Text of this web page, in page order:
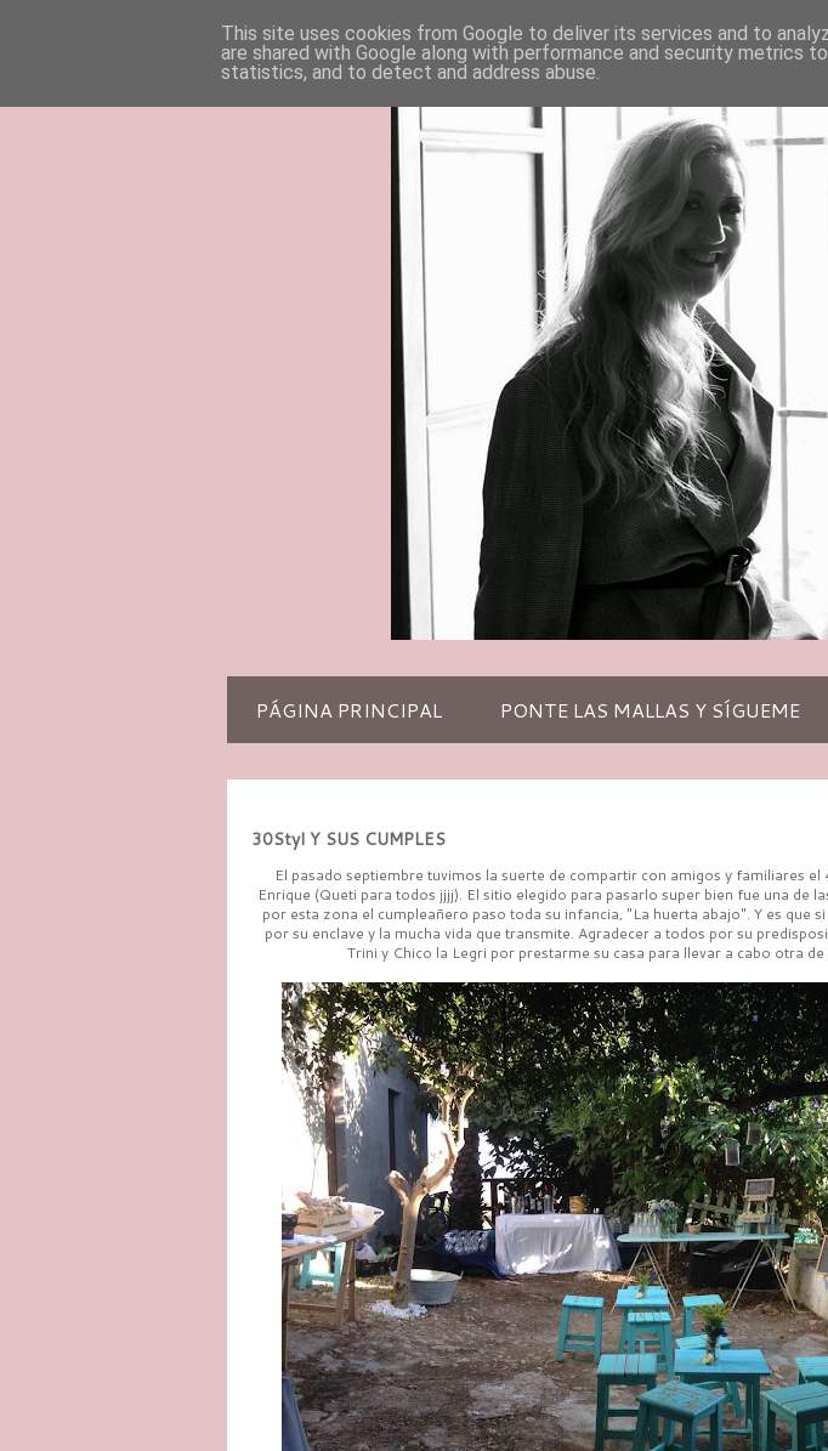
PÁGINA PRINCIPAL PONTE LAS MALLAS Y SÍGUEME
30Styl Y SUS CUMPLES
El pasado septiembre tuvimos la suerte de compartir con amigos y familiares
Enrique (Queti para todos jjjj). El sitio elegido para pasarlo super bien fue una de
por esta zona el cumpleañero paso toda su infancia, "La huerta abajo". Y es que
por su enclave y la mucha vida que transmite. Agradecer a todos por su
Trini y Chico la Legri por prestarme su casa para llevar a cabo otra
This site uses cookies from Google to deliver its services and to
are shared with Google along with performance and security metrics
statistics, and to detect and address abuse.